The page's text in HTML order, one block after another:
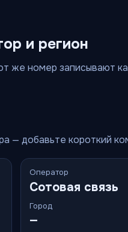
и регион
же номер записывают
— добавьте короткий
Оператор
Сотовая связь
Город
—